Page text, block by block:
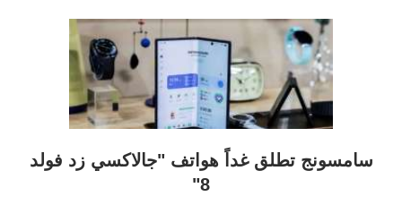
سامسونج تطلق غداً هواتف "جالاكسي زد فولد
8"